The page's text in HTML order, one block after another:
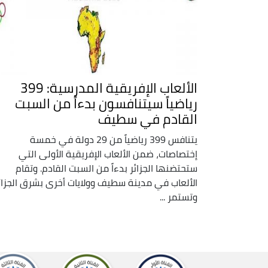
الألعاب الإفريقية المدرسية: 399
رياضياً سيتنافسون بدءاً من السبت
القادم في سطيف
يتنافس 399 رياضياً من 29 دولة في خمسة
إختصاصات، ضمن الألعاب الإفريقية الأولى التي
ستحتضنها الجزائر بدءاً من السبت القادم. وتقام
الألعاب في مدينة سطيف وولايات أخرى بشرق
وتستمر ...